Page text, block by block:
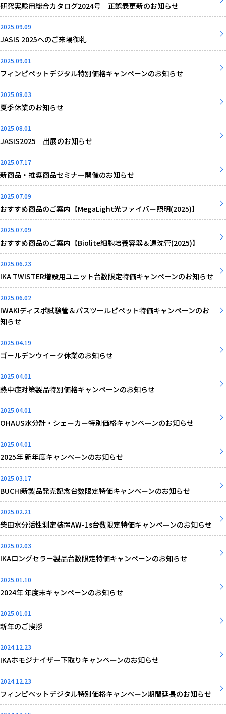
研究実験用総合カタログ2024号 正誤表更新のお知らせ
2025.09.09
JASIS 2025へのご来場御礼
2025.09.01
フィンピペットデジタル特別価格キャンペーンのお知らせ
2025.08.03
夏季休業のお知らせ
2025.08.01
JASIS2025 出展のお知らせ
2025.07.17
新商品・推奨商品セミナー開催のお知らせ
2025.07.09
おすすめ商品のご案内【MegaLight光ファイバー照明(2025)】
2025.07.09
おすすめ商品のご案内【Biolite細胞培養容器＆遠沈管(2025)】
2025.06.23
IKA TWISTER増設用ユニット台数限定特価キャンペーンのお知らせ
2025.06.02
IWAKIディスポ試験管＆パスツールピペット特価キャンペーンのお
知らせ
2025.04.19
ゴールデンウイーク休業のお知らせ
2025.04.01
熱中症対策製品特別価格キャンペーンのお知らせ
2025.04.01
OHAUS水分計・シェーカー特別価格キャンペーンのお知らせ
2025.04.01
2025年 新年度キャンペーンのお知らせ
2025.03.17
BUCHI新製品発売記念台数限定特価キャンペーンのお知らせ
2025.02.21
柴田水分活性測定装置AW-1s台数限定特価キャンペーンのお知らせ
2025.02.03
IKAロングセラー製品台数限定特価キャンペーンのお知らせ
2025.01.10
2024年 年度末キャンペーンのお知らせ
2025.01.01
新年のご挨拶
2024.12.23
IKAホモジナイザー下取りキャンペーンのお知らせ
2024.12.23
フィンピペットデジタル特別価格キャンペーン期間延長のお知らせ